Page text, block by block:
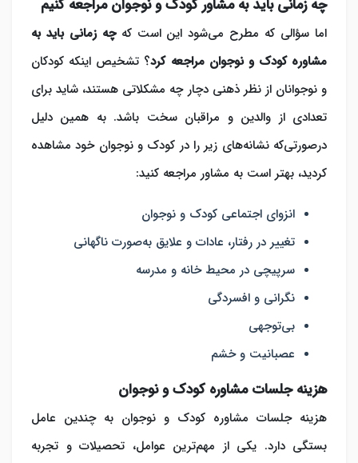
چه زمانی باید به مشاور کودک و نوجوان مراجعه کنیم
اما سؤالی که مطرح می‌شود این است کهچه زمانی باید به
مشاوره کودک و نوجوان مراجعه کرد؟ تشخیص اینکه کودکان
و نوجوانان از نظر ذهنی دچار چه مشکلاتی هستند، شاید برای
تعدادی از والدین و مراقبان سخت باشد. به همین دلیل
درصورتی‌که نشانه‌های زیر را در کودک و نوجوان خود مشاهده
کردید، بهتر است به مشاور مراجعه کنید:
انزوای اجتماعی کودک و نوجوان
تغییر در رفتار، عادات و علایق به‌صورت ناگهانی
سرپیچی در محیط خانه و مدرسه
نگرانی و افسردگی
بی‌توجهی
عصبانیت و خشم
هزینه جلسات مشاوره کودک و نوجوان
هزینه جلسات مشاوره کودک و نوجوان به چندین عامل
بستگی دارد. یکی از مهم‌ترین عوامل، تحصیلات و تجربه